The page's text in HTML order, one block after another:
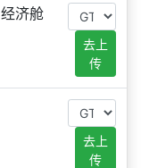
经济舱
去上
传
去上
传